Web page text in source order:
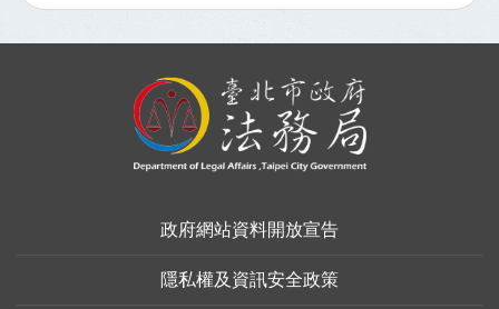
政府網站資料開放宣告
隱私權及資訊安全政策